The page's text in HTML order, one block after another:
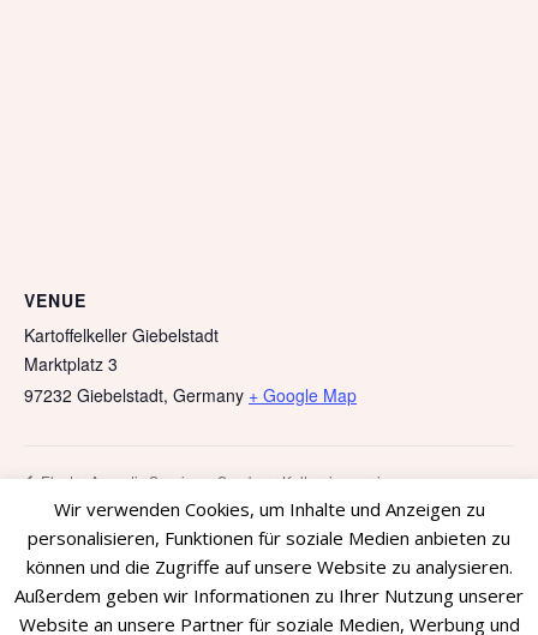
VENUE
Kartoffelkeller Giebelstadt
Marktplatz 3
97232 Giebelstadt, Germany + Google Map
Electro Acoustic Session – Saarburg Kulturgiesserei
Wir verwenden Cookies, um Inhalte und Anzeigen zu
personalisieren, Funktionen für soziale Medien anbieten zu
können und die Zugriffe auf unsere Website zu analysieren.
Außerdem geben wir Informationen zu Ihrer Nutzung unserer
Website an unsere Partner für soziale Medien, Werbung und